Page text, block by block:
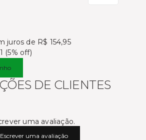
juros de R$ 154,95
(5% off)
DE CLIENTES
uma avaliação.
Escrever uma avaliação